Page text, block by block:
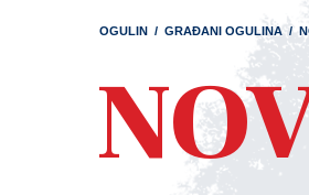
OGULIN / GRAĐANI OGULINA /